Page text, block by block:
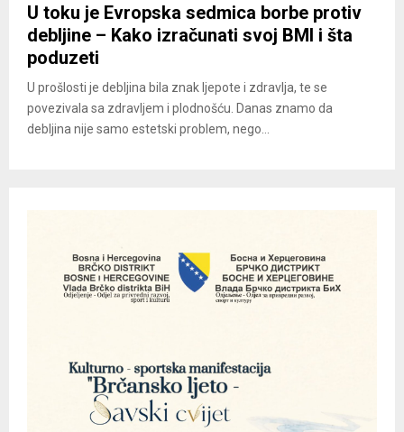
U toku je Evropska sedmica borbe protiv
debljine – Kako izračunati svoj BMI i šta
poduzeti
U prošlosti je debljina bila znak ljepote i zdravlja, te se
povezivala sa zdravljem i plodnošću. Danas znamo da
debljina nije samo estetski problem, nego...